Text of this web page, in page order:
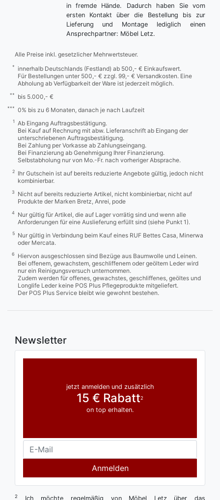
in fremde Hände. Dadurch haben Sie vom
ersten Kontakt über die Bestellung bis zur
Lieferung und Montage lediglich einen
Ansprechpartner: Möbel Letz.
Alle Preise inkl. gesetzlicher Mehrwertsteuer.
*
innerhalb Deutschlands (Festland) ab 500,- € Einkaufswert.
Für Bestellungen unter 500,- € zzgl. 99,- € Versandkosten. Eine
Abholung ab Verfügbarkeit der Ware ist jederzeit möglich.
** bis 5.000,- €
*** 0% bis zu 6 Monaten, danach je nach Laufzeit
1
Ab Eingang Auftragsbestätigung.
Bei Kauf auf Rechnung mit abw. Lieferanschrift ab Eingang der
unterschriebenen Auftragsbestätigung.
Bei Zahlung per Vorkasse ab Zahlungseingang.
Bei Finanzierung ab Genehmigung Ihrer Finanzierung.
Selbstabholung nur von Mo.-Fr. nach vorheriger Absprache.
2
Ihr Gutschein ist auf bereits reduzierte Angebote gültig, jedoch nicht
kombinierbar.
3
Nicht auf bereits reduzierte Artikel, nicht kombinierbar, nicht auf
Produkte der Marken Bretz, Anrei, pode
4
Nur gültig für Artikel, die auf Lager vorrätig sind und wenn alle
Anforderungen für eine Auslieferung erfüllt sind (siehe Punkt 1).
5
Nur gültig in Verbindung beim Kauf eines RUF Bettes Casa, Minerwa
oder Mercata.
6
Hiervon ausgeschlossen sind Bezüge aus Baumwolle und Leinen.
Bei offenem, gewachstem, geschliffenem oder geöltem Leder wird
nur ein Reinigungsversuch unternommen.
Zudem werden für offenes, gewachstes, geschliffenes, geöltes und
Longlife Leder keine POS Plus Pflegeprodukte mitgeliefert.
Der POS Plus Service bleibt wie gewohnt bestehen.
Newsletter
jetzt anmelden und zusätzlich
15 € Rabatt2
on top erhalten.
Anmelden
2 Ich möchte regelmäßig von Möbel Letz über das